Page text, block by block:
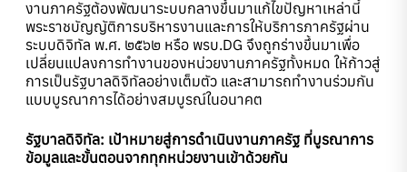
งานภาครัฐต้องพัฒนาระบบกลางขึ้นมาแก้ไขปัญหาเหล่านี้
พระราชบัญญัติการบริหารงานและการให้บริการภาครัฐผ่าน
ระบบดิจิทัล พ.ศ. ๒๕๖๒ หรือ พรบ.DG จึงถูกร่างขึ้นมาเพื่อ
เปลี่ยนแปลงการทำงานของหน่วยงานภาครัฐทั้งหมด ให้ก้าวสู่
การเป็นรัฐบาลดิจิทัลอย่างเต็มตัว และสามารถทำงานร่วมกัน
แบบบูรณาการได้อย่างสมบูรณ์ในอนาคต
รัฐบาลดิจิทัล: เป้าหมายสู่การดำเนินงานภาครัฐ ที่บูรณาการ
ข้อมูลและขั้นตอนจากทุกหน่วยงานเข้าด้วยกัน